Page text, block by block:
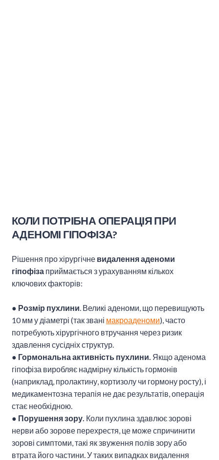
КОЛИ ПОТРІБНА ОПЕРАЦІЯ ПРИ
АДЕНОМІ ГІПОФІЗА?
Рішення про хірургічне видалення аденоми
гіпофіза приймається з урахуванням кількох
ключових факторів:
● Розмір пухлини . Великі аденоми, що перевищують
10 мм у діаметрі (так звані макроаденоми), часто
потребують хірургічного втручання через ризик
здавлення сусідніх структур.
● Гормональна активність пухлини. Якщо аденома
гіпофіза виробляє надмірну кількість гормонів
(наприклад, пролактину, кортизолу чи гормону росту), і
медикаментозна терапія не дає результатів, операція
стає необхідною.
● Порушення зору. Коли пухлина здавлює зорові
нерви або зорове перехрестя, це може спричинити
зорові симптоми, такі як звуження полів зору або
втрата його частини. У таких випадках видалення